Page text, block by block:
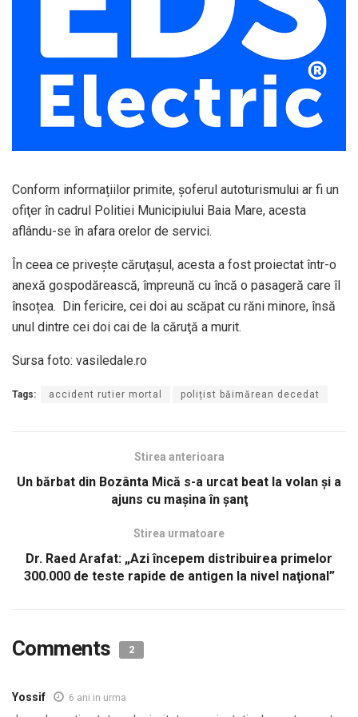
Conform informațiilor primite, șoferul autoturismului ar fi un
ofiţer în cadrul Politiei Municipiului Baia Mare, acesta
aflându-se în afara orelor de servici.
În ceea ce privește căruţaşul, acesta a fost proiectat într-o
anexă gospodărească, împreună cu încă o pasageră care îl
însoțea. Din fericire, cei doi au scăpat cu răni minore, însă
unul dintre cei doi cai de la căruţă a murit.
Sursa foto: vasiledale.ro
Tags: accident rutier mortal polițist băimărean decedat
Stirea anterioara
Un bărbat din Bozânta Mică s-a urcat beat la volan şi a
ajuns cu maşina în şanţ
Stirea urmatoare
Dr. Raed Arafat: „Azi începem distribuirea primelor
300.000 de teste rapide de antigen la nivel naţional”
Comments 2
Yossif 6 ani in urma